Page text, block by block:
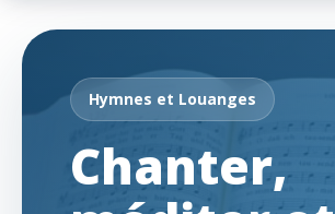
Hymnes et Louanges
Chanter,